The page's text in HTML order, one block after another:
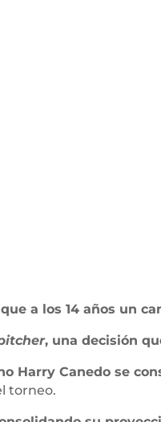
a los 14 años un
, una decisión
Harry Canedo se
torneo.